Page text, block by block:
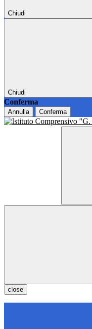
Chiudi
Chiudi
Conferma
Annulla Conferma
close